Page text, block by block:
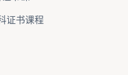
证书课程